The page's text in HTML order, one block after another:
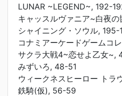
LUNAR ~LEGEND~, 192-
キャッスルヴァニア~白夜
シャイニング・ソウル, 195-
コナミアーケードゲームコ
サクラ大戦4~恋せよ乙女~,
みずいろ, 48-51
ウィークネスヒーロー トラ
鉄騎(仮), 56-59